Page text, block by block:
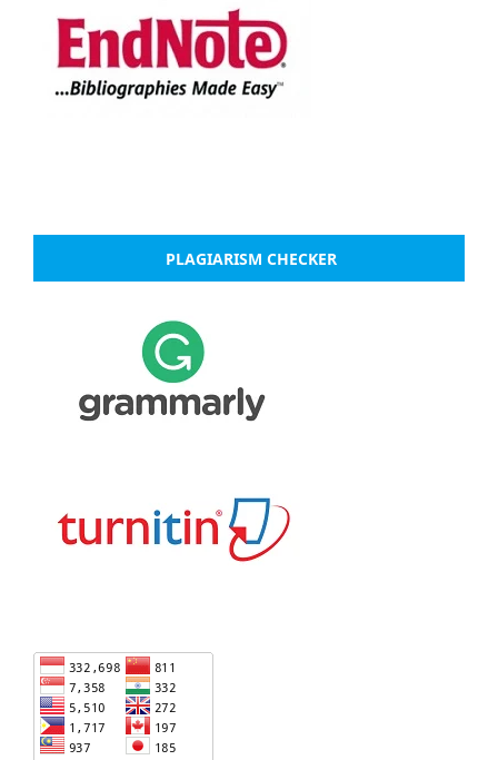
PLAGIARISM CHECKER